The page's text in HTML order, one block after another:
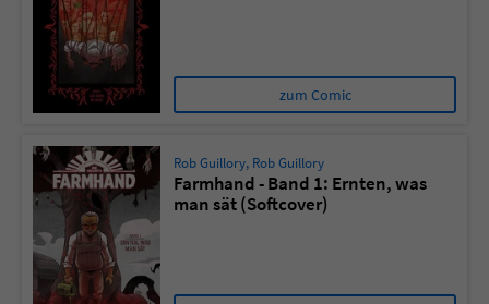
zum Comic
Rob Guillory, Rob Guillory
Farmhand - Band 1: Ernten, was
man sät (Softcover)